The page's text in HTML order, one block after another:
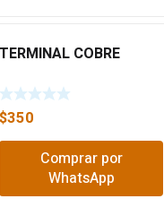
TERMINAL COBRE
$350
Comprar por
WhatsApp